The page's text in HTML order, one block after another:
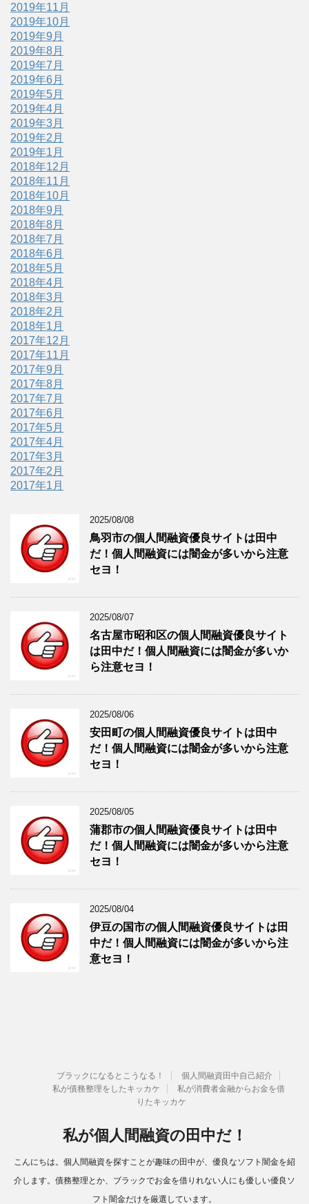
2019年11月
2019年10月
2019年9月
2019年8月
2019年7月
2019年6月
2019年5月
2019年4月
2019年3月
2019年2月
2019年1月
2018年12月
2018年11月
2018年10月
2018年9月
2018年8月
2018年7月
2018年6月
2018年5月
2018年4月
2018年3月
2018年2月
2018年1月
2017年12月
2017年11月
2017年9月
2017年8月
2017年7月
2017年6月
2017年5月
2017年4月
2017年3月
2017年2月
2017年1月
2025/08/08
鳥羽市の個人間融資優良サイトは田中
だ！個人間融資には闇金が多いから注意
セヨ！
2025/08/07
名古屋市昭和区の個人間融資優良サイト
は田中だ！個人間融資には闇金が多いか
ら注意セヨ！
2025/08/06
安田町の個人間融資優良サイトは田中
だ！個人間融資には闇金が多いから注意
セヨ！
2025/08/05
蒲郡市の個人間融資優良サイトは田中
だ！個人間融資には闇金が多いから注意
セヨ！
2025/08/04
伊豆の国市の個人間融資優良サイトは田
中だ！個人間融資には闇金が多いから注
意セヨ！
ブラックになるとこうなる！
個人間融資田中自己紹介
私が債務整理をしたキッカケ
私が消費者金融からお金を借
りたキッカケ
私が個人間融資の田中だ！
こんにちは。個人間融資を探すことが趣味の田中が、優良なソフト闇金を紹
介します。債務整理とか、ブラックでお金を借りれない人にも優しい優良ソ
フト闇金だけを厳選しています。